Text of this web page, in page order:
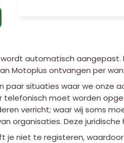
automatisch
Motoplus ontvangen per
paar situaties waar we onze
moet worden
verricht; waar wij soms
Deze juridische
je niet te registeren,